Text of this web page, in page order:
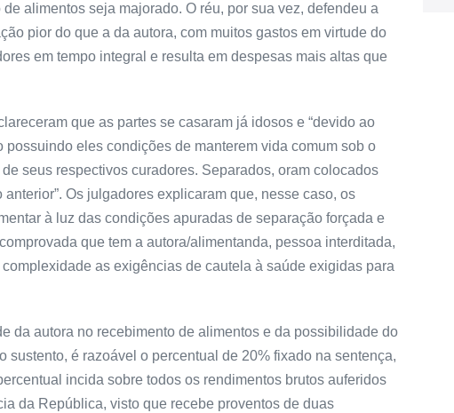
alimentos seja majorado. O réu, por sua vez, defendeu a
pior do que a da autora, com muitos gastos em virtude do
em tempo integral e resulta em despesas mais altas que
que as partes se casaram já idosos e “devido ao
eles condições de manterem vida comum sob o
seus respectivos curadores. Separados, oram colocados
Os julgadores explicaram que, nesse caso, os
à luz das condições apuradas de separação forçada e
que tem a autora/alimentanda, pessoa interditada,
as exigências de cautela à saúde exigidas para
da autora no recebimento de alimentos e da possibilidade do
sustento, é razoável o percentual de 20% fixado na sentença,
incida sobre todos os rendimentos brutos auferidos
da República, visto que recebe proventos de duas